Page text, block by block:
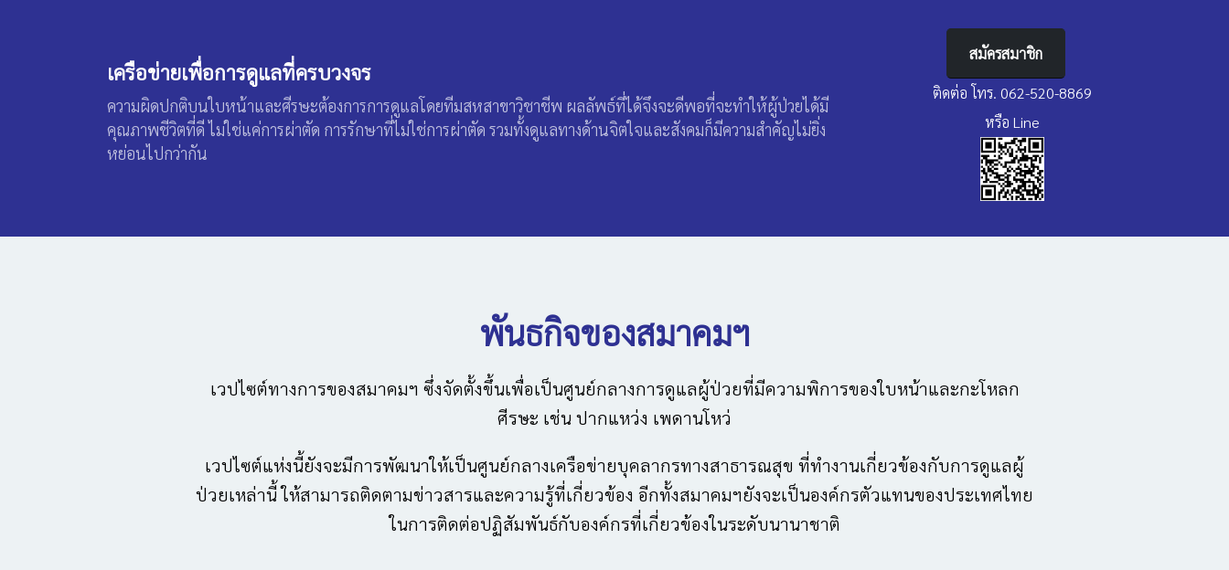
เครือข่ายเพื่อการดูแลที่ครบวงจร
ความผิดปกติบนใบหน้าและศีรษะต้องการการดูแลโดยทีมสหสาขาวิชาชีพ ผลลัพธ์ที่ได้จึงจะดีพอที่จะทำให้ผู้ป่วยได้มี
คุณภาพชีวิตที่ดี ไม่ใช่แค่การผ่าตัด การรักษาที่ไม่ใช่การผ่าตัด รวมทั้งดูแลทางด้านจิตใจและสังคมก็มีความสำคัญไม่ยิ่ง
หย่อนไปกว่ากัน
สมัครสมาชิก
ติดต่อ โทร. 062-520-8869
หรือ Line
พันธกิจของสมาคมฯ
เวปไซต์ทางการของสมาคมฯ ซึ่งจัดตั้งขึ้นเพื่อเป็นศูนย์กลางการดูแลผู้ป่วยที่มีความพิการของใบหน้าและกะโหลก
ศีรษะ เช่น ปากแหว่ง เพดานโหว่
เวปไซต์แห่งนี้ยังจะมีการพัฒนาให้เป็นศูนย์กลางเครือข่ายบุคลากรทางสาธารณสุข ที่ทำงานเกี่ยวข้องกับการดูแลผู้
ป่วยเหล่านี้ ให้สามารถติดตามข่าวสารและความรู้ที่เกี่ยวข้อง อีกทั้งสมาคมฯยังจะเป็นองค์กรตัวแทนของประเทศไทย
ในการติดต่อปฏิสัมพันธ์กับองค์กรที่เกี่ยวข้องในระดับนานาชาติ